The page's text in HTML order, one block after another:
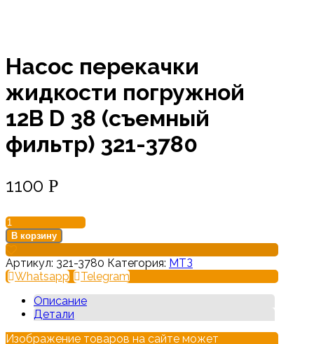
Насос перекачки
жидкости погружной
12В D 38 (съемный
фильтр) 321-3780
1100 Р
Количество
товара
Насос
перекачки
жидкости
12В
(съемный
В корзину
Артикул: 321-3780 Категория: МТЗ
Whatsapp
Telegram
Описание
Детали
Изображение товаров на сайте может